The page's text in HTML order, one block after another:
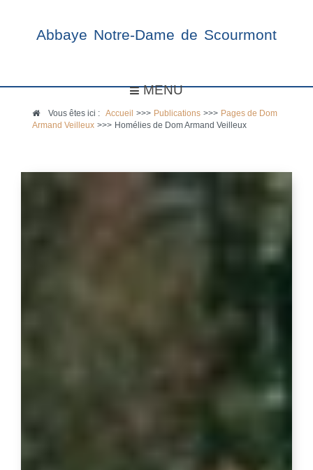
Abbaye Notre-Dame de Scourmont
MENU
Vous êtes ici :Accueil >>> Publications >>> Pages de Dom
Armand Veilleux >>> Homélies de Dom Armand Veilleux